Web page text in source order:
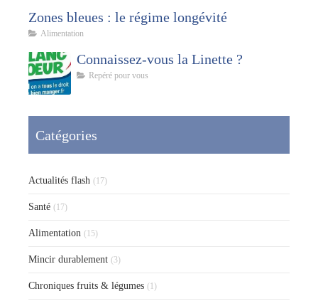
Zones bleues : le régime longévité
Alimentation
Connaissez-vous la Linette ?
Repéré pour vous
Catégories
Actualités flash (17)
Santé (17)
Alimentation (15)
Mincir durablement (3)
Chroniques fruits & légumes (1)